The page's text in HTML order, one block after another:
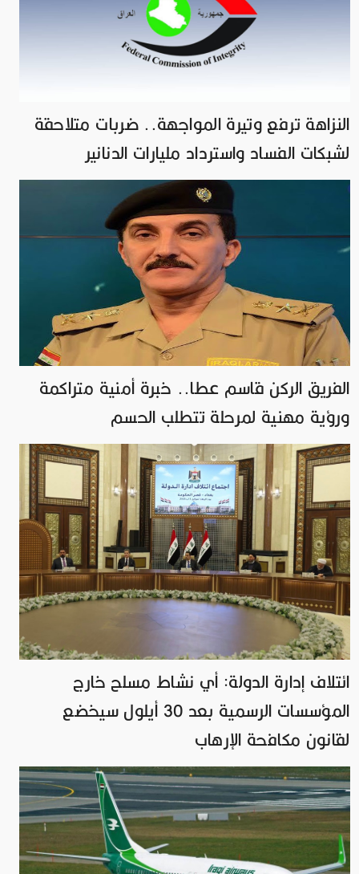
النزاهة ترفع وتيرة المواجهة.. ضربات متلاحقة
لشبكات الفساد واسترداد مليارات الدنانير
الفريق الركن قاسم عطا.. خبرة أمنية متراكمة
ورؤية مهنية لمرحلة تتطلب الحسم
ائتلاف إدارة الدولة: أي نشاط مسلح خارج
المؤسسات الرسمية بعد 30 أيلول سيخضع
لقانون مكافحة الإرهاب